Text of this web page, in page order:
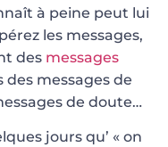
à peine peut lui
les messages,
des messages
des messages de
de doute…
jours qu’ « on